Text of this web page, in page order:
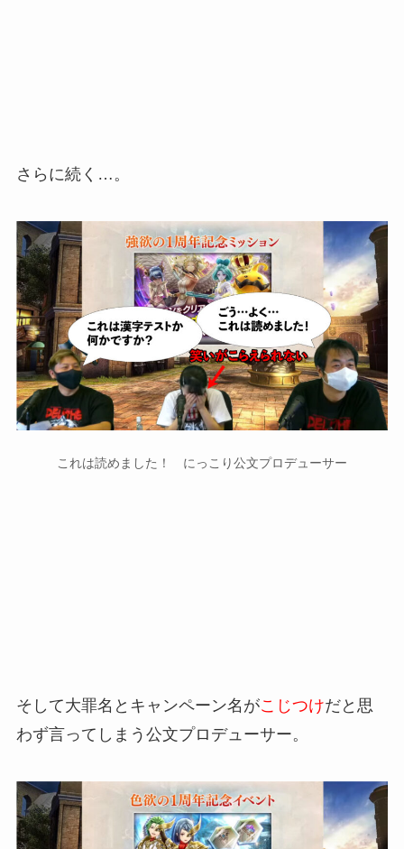
さらに続く…。
これは読めました！ にっこり公文プロデューサー
そして大罪名とキャンペーン名がこじつけだと思
わず言ってしまう公文プロデューサー。